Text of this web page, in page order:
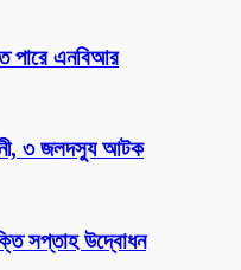
পারে এনবিআর
৩ জলদস্যু আটক
সপ্তাহ উদ্বোধন